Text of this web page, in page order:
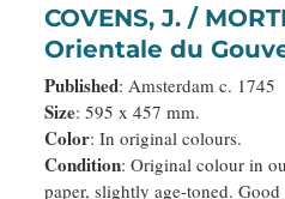
COVENS, J. / MORTIER,
Orientale du
General de
Published: Amsterdam c. 1745
Size: 595 x 457 mm.
Color: In original colours.
Condition: Original colour in
paper, slightly age-toned.